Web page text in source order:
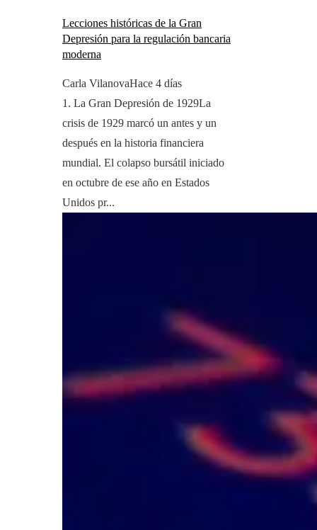
Lecciones históricas de la Gran
Depresión para la regulación bancaria
moderna
Carla VilanovaHace 4 días
1. La Gran Depresión de 1929La
crisis de 1929 marcó un antes y un
después en la historia financiera
mundial. El colapso bursátil iniciado
en octubre de ese año en Estados
Unidos pr...